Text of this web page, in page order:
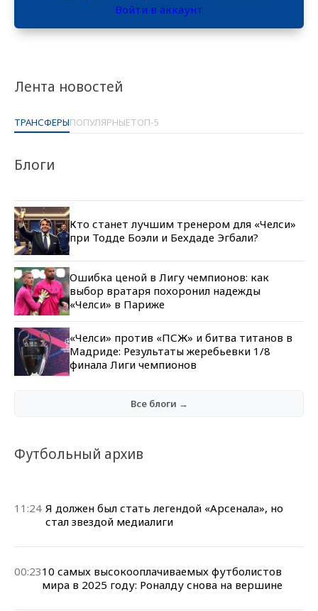
Лента новостей
ТРАНСФЕРЫПОПУЛЯРНЫЕТОП-5
Блоги
Кто станет лучшим тренером для «Челси»
при Тодде Боэли и Бехдаде Эгбали?
Ошибка ценой в Лигу чемпионов: как
выбор вратаря похоронил надежды
«Челси» в Париже
«Челси» против «ПСЖ» и битва титанов в
Мадриде: Результаты жеребьевки 1/8
финала Лиги чемпионов
Все блоги →
Футбольный архив
11:24 Я должен был стать легендой «Арсенала», но
стал звездой медиалиги
00:2310 самых высокооплачиваемых футболистов
мира в 2025 году: Роналду снова на вершине
Войти в аккаунт